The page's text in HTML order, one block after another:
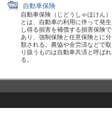
自動車保険
自動車保険（じどうしゃほけん）
とは、自動車の利用に伴って発生
し得る損害を補償する損害保険で
あり、強制保険と任意保険とに分
類される。農協や全労済などで取
り扱うものは自動車共済と呼ばれ
る。